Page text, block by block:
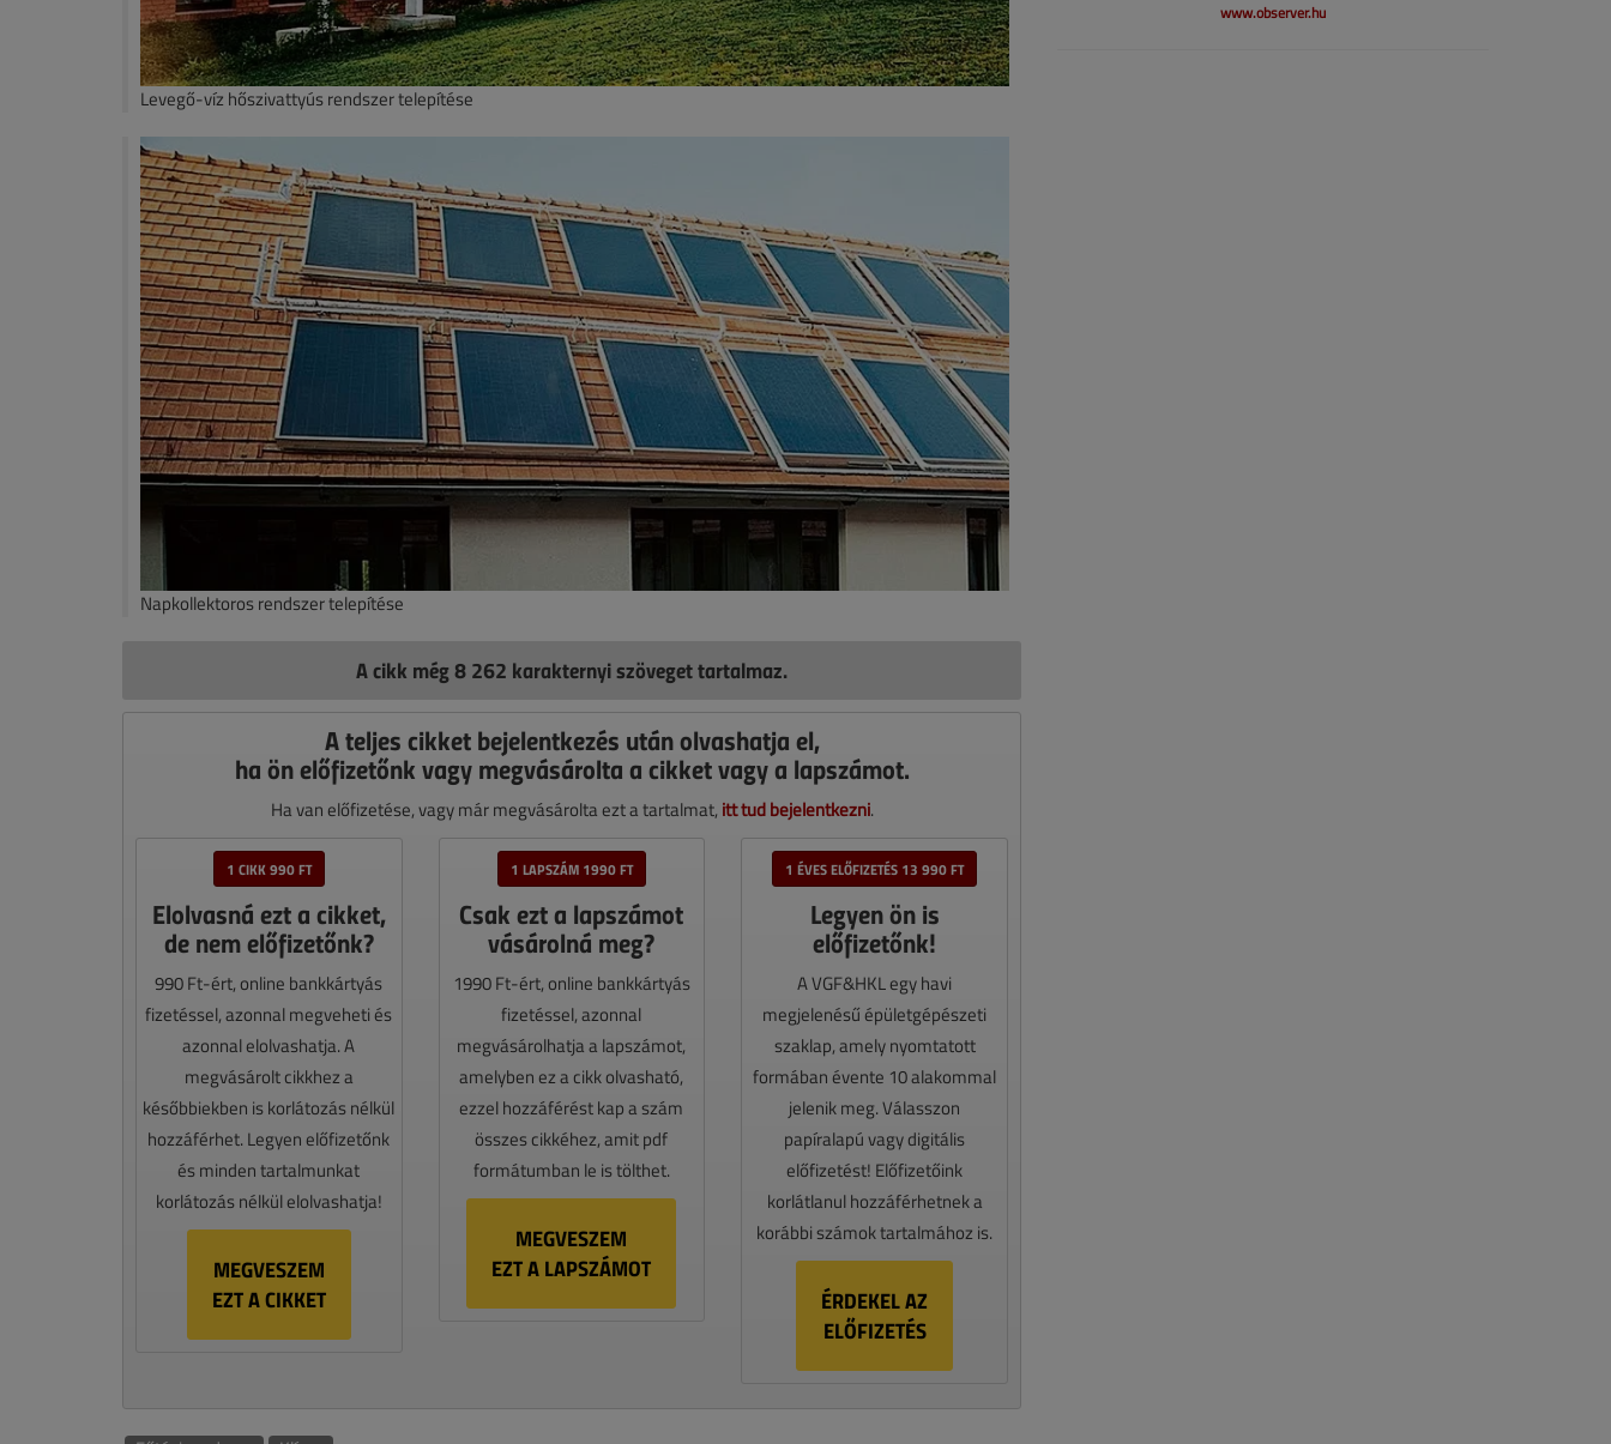
Levegő-víz hőszivattyús rendszer telepítése
Napkollektoros rendszer telepítése
A cikk még 8 262 karakternyi szöveget tartalmaz.
A teljes cikket bejelentkezés után olvashatja el,
ha ön előfizetőnk vagy megvásárolta a cikket vagy a lapszámot.
Ha van előfizetése, vagy már megvásárolta ezt a tartalmat, itt tud bejelentkezni.
1 CIKK 990 FT
Elolvasná ezt a cikket,
de nem előfizetőnk?
990 Ft-ért, online bankkártyás
fizetéssel, azonnal megveheti és
azonnal elolvashatja. A
megvásárolt cikkhez a
későbbiekben is korlátozás nélkül
hozzáférhet. Legyen előfizetőnk
és minden tartalmunkat
korlátozás nélkül elolvashatja!
MEGVESZEM
EZT A CIKKET
1 LAPSZÁM 1990 FT
Csak ezt a lapszámot
vásárolná meg?
1990 Ft-ért, online bankkártyás
fizetéssel, azonnal
megvásárolhatja a lapszámot,
amelyben ez a cikk olvasható,
ezzel hozzáférést kap a szám
összes cikkéhez, amit pdf
formátumban le is tölthet.
MEGVESZEM
EZT A LAPSZÁMOT
1 ÉVES ELŐFIZETÉS 13 990 FT
Legyen ön is
előfizetőnk!
A VGF&HKL egy havi
megjelenésű épületgépészeti
szaklap, amely nyomtatott
formában évente 10 alakommal
jelenik meg. Válasszon
papíralapú vagy digitális
előfizetést! Előfizetőink
korlátlanul hozzáférhetnek a
korábbi számok tartalmához is.
ÉRDEKEL AZ
ELŐFIZETÉS
www.observer.hu